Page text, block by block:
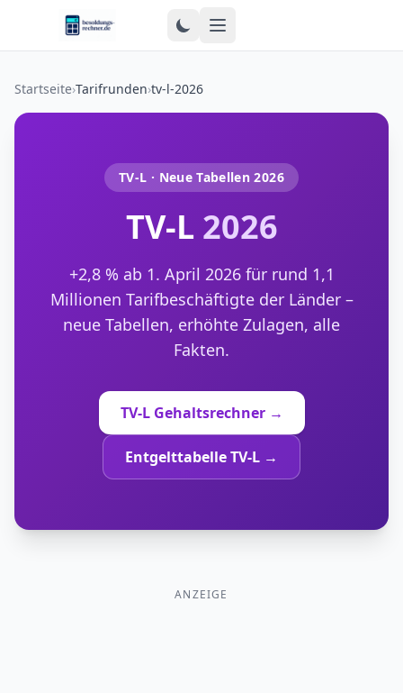
Zum Inhalt springen
Startseite›Tarifrunden›tv-l-2026
TV-L · Neue Tabellen 2026
TV-L 2026
+2,8 % ab 1. April 2026 für rund 1,1
Millionen Tarifbeschäftigte der Länder –
neue Tabellen, erhöhte Zulagen, alle
Fakten.
TV-L Gehaltsrechner →
Entgelttabelle TV-L →
ANZEIGE